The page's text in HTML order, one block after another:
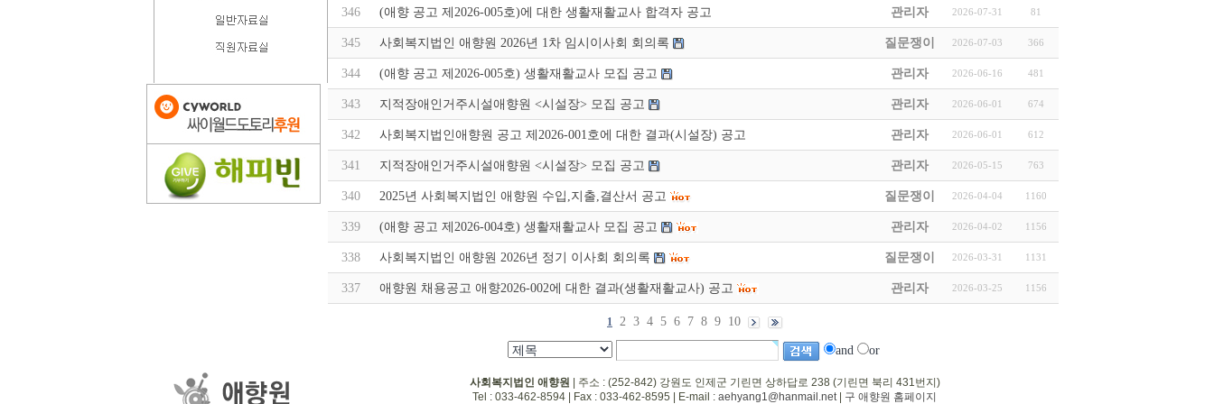
346 (애향 공고 제2026-005호)에 대한 생활재활교사 합격자 공고 관리자 2026-07-31 81
345 사회복지법인 애향원 2026년 1차 임시이사회 회의록 질문쟁이 2026-07-03 366
344 (애향 공고 제2026-005호) 생활재활교사 모집 공고 관리자 2026-06-16 481
343 지적장애인거주시설애향원 <시설장> 모집 공고 관리자 2026-06-01 674
342 사회복지법인애향원 공고 제2026-001호에 대한 결과(시설장) 공고 관리자 2026-06-01 612
341 지적장애인거주시설애향원 <시설장> 모집 공고 관리자 2026-05-15 763
340 2025년 사회복지법인 애향원 수입,지출,결산서 공고 질문쟁이 2026-04-04 1160
339 (애향 공고 제2026-004호) 생활재활교사 모집 공고 관리자 2026-04-02 1156
338 사회복지법인 애향원 2026년 정기 이사회 회의록 질문쟁이 2026-03-31 1131
337 애향원 채용공고 애향2026-002에 대한 결과(생활재활교사) 공고 관리자 2026-03-25 1156
1 2 3 4 5 6 7 8 9 10
and or
사회복지법인 애향원 | 주소 : (252-842) 강원도 인제군 기린면 상하답로 238 (기린면 북리 431번지)
Tel : 033-462-8594 | Fax : 033-462-8595 | E-mail : aehyang1@hanmail.net| 구 애향원 홈페이지